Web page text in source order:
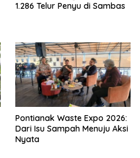
1.286 Telur Penyu di Sambas
Pontianak Waste Expo 2026:
Dari Isu Sampah Menuju Aksi
Nyata